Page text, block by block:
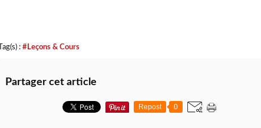
Tag(s) : #Leçons & Cours
Partager cet article
Repost 0